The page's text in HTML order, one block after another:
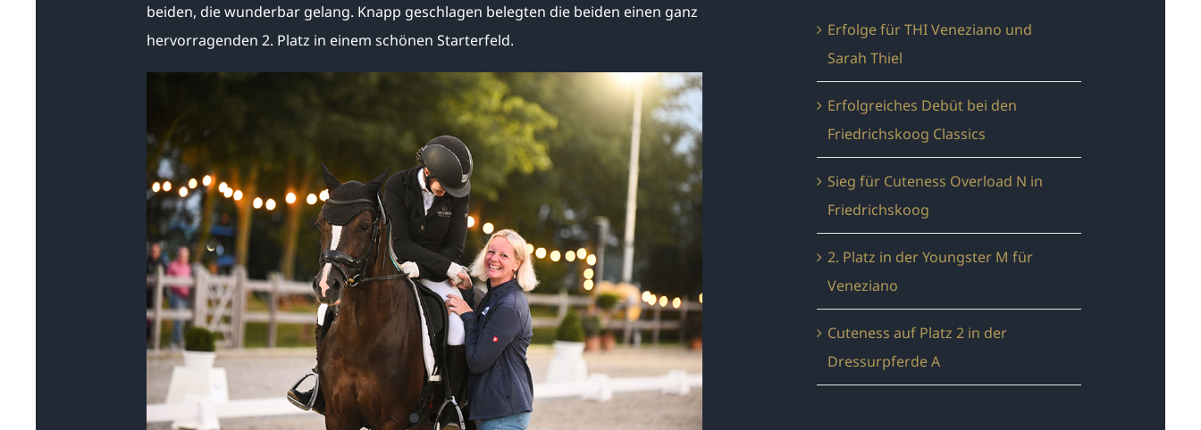
beiden, die wunderbar gelang. Knapp geschlagen belegten die beiden einen ganz
hervorragenden 2. Platz in einem schönen Starterfeld.
Erfolge für THI Veneziano und
Sarah Thiel
Erfolgreiches Debüt bei den
Friedrichskoog Classics
Sieg für Cuteness Overload N in
Friedrichskoog
2. Platz in der Youngster M für
Veneziano
Cuteness auf Platz 2 in der
Dressurpferde A